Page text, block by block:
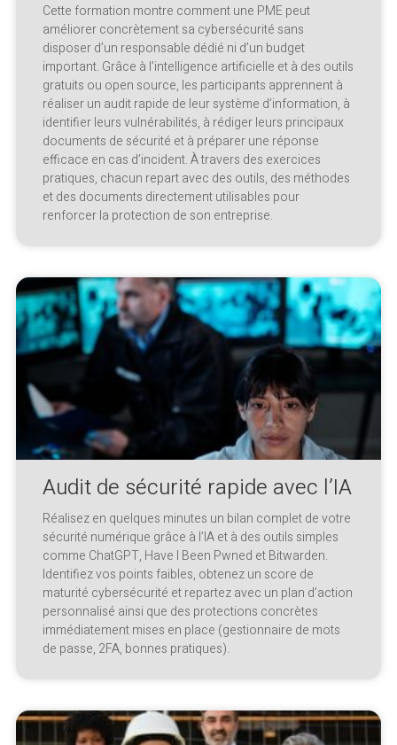
Cette formation montre comment une PME peut
améliorer concrètement sa cybersécurité sans
disposer d’un responsable dédié ni d’un budget
important. Grâce à l’intelligence artificielle et à des outils
gratuits ou open source, les participants apprennent à
réaliser un audit rapide de leur système d’information, à
identifier leurs vulnérabilités, à rédiger leurs principaux
documents de sécurité et à préparer une réponse
efficace en cas d’incident. À travers des exercices
pratiques, chacun repart avec des outils, des méthodes
et des documents directement utilisables pour
renforcer la protection de son entreprise.
Audit de sécurité rapide avec l’IA
Réalisez en quelques minutes un bilan complet de votre
sécurité numérique grâce à l’IA et à des outils simples
comme ChatGPT, Have I Been Pwned et Bitwarden.
Identifiez vos points faibles, obtenez un score de
maturité cybersécurité et repartez avec un plan d’action
personnalisé ainsi que des protections concrètes
immédiatement mises en place (gestionnaire de mots
de passe, 2FA, bonnes pratiques).